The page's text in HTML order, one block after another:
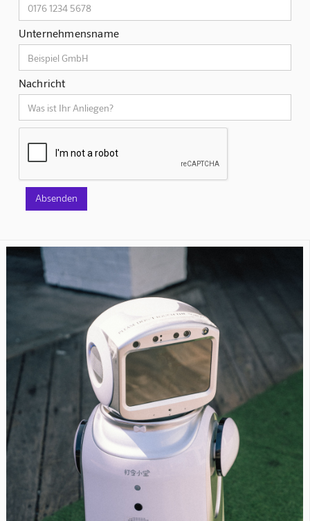
Unternehmensname
Nachricht